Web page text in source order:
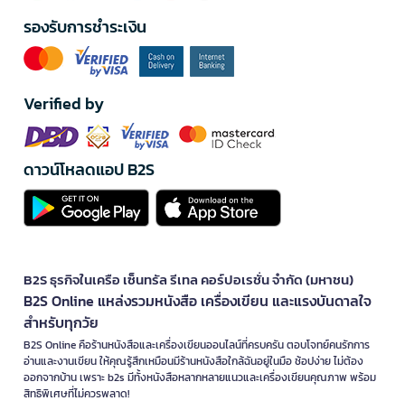
รองรับการชำระเงิน
Verified by
ดาวน์โหลดแอป B2S
B2S ธุรกิจในเครือ เซ็นทรัล รีเทล คอร์ปอเรชั่น จำกัด (มหาชน)
B2S Online แหล่งรวมหนังสือ เครื่องเขียน และแรงบันดาลใจ
สำหรับทุกวัย
B2S Online คือร้านหนังสือและเครื่องเขียนออนไลน์ที่ครบครัน ตอบโจทย์คนรักการ
อ่านและงานเขียน ให้คุณรู้สึกเหมือนมีร้านหนังสือใกล้ฉันอยู่ในมือ ช้อปง่าย ไม่ต้อง
ออกจากบ้าน เพราะ b2s มีทั้งหนังสือหลากหลายแนวและเครื่องเขียนคุณภาพ พร้อม
สิทธิพิเศษที่ไม่ควรพลาด!